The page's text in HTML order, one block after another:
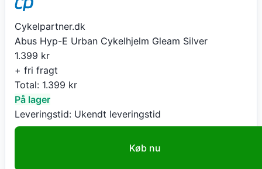
Cykelpartner.dk
Abus Hyp-E Urban Cykelhjelm Gleam Silver
1.399 kr
+ fri fragt
Total: 1.399 kr
På lager
Leveringstid: Ukendt leveringstid
Køb nu